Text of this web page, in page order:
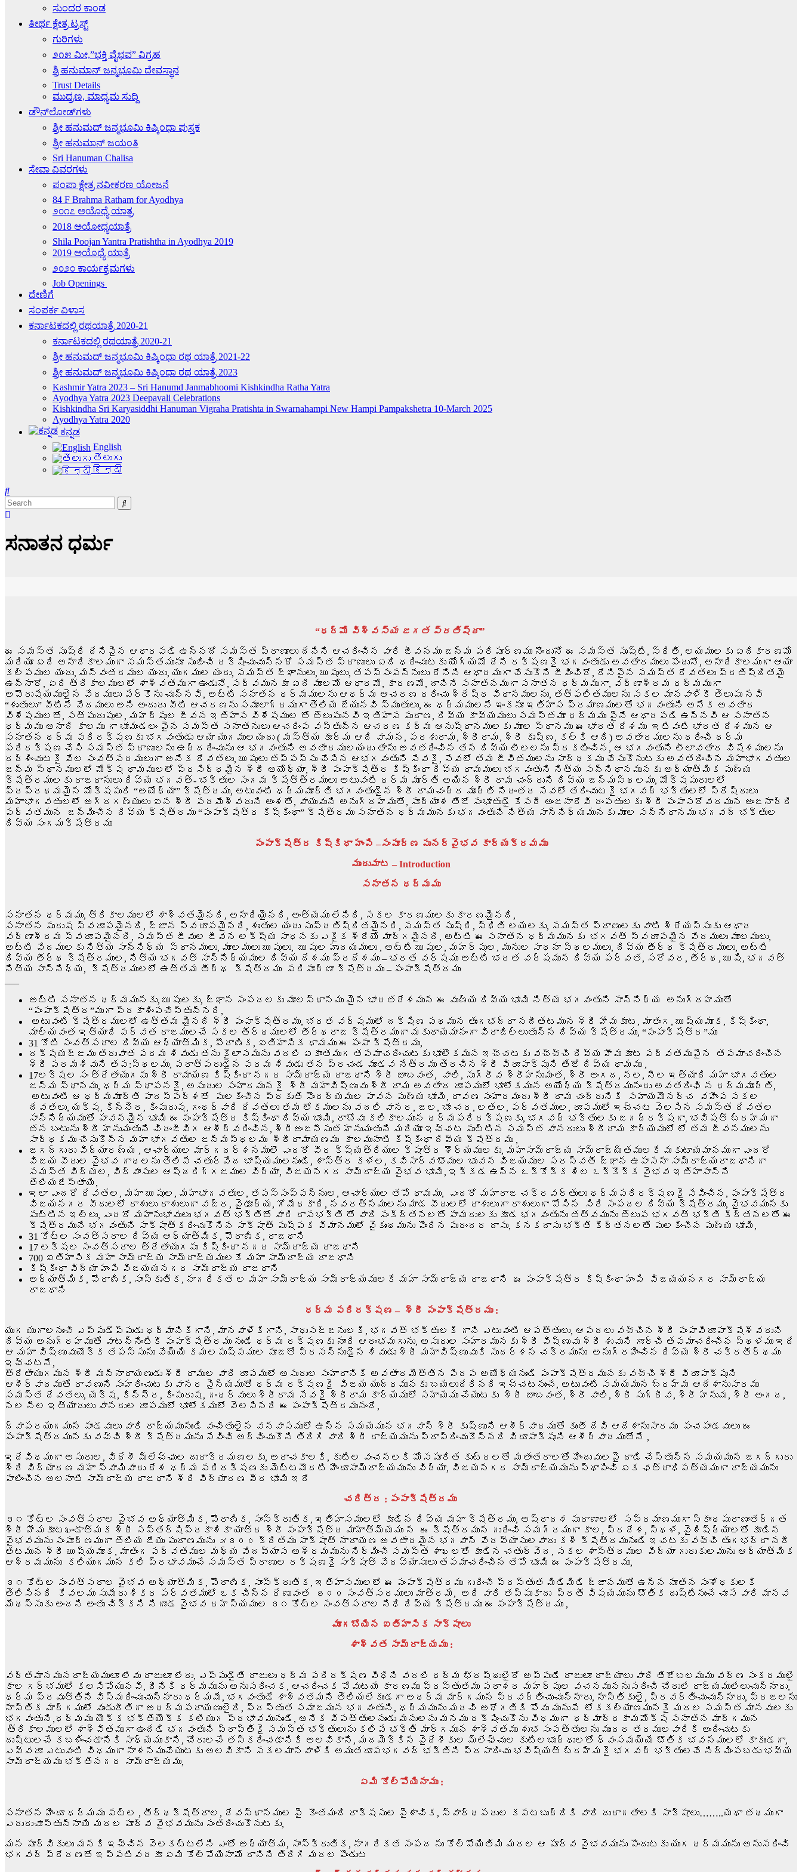
ಸುಂದರ ಕಾಂಡ
ತೀರ್ಥ ಕ್ಷೇತ್ರ ಟ್ರಸ್ಟ್
ಗುರಿಗಳು
೨೧೫ ಮೀ,”ಭಕ್ತಿ ವೈಭವ” ವಿಗ್ರಹ
ಶ್ರಿ ಹನುಮಾನ್ ಜನ್ಮಭೂಮಿ ದೇವಸ್ಥಾನ
Trust Details
ಮುದ್ರಣ, ಮಾಧ್ಯಮ ಸುದ್ದಿ
ಡೌನ್‌ಲೋಡ್‌ಗಳು
ಶ್ರೀ ಹನುಮದ್ ಜನ್ಮಭೂಮಿ ಕಿಷ್ಕಿಂಧಾ ಪುಸ್ತಕ
ಶ್ರೀ ಹನುಮಾನ್ ಜಯಂತಿ
Sri Hanuman Chalisa
ಸೇವಾ ವಿವರಗಳು
ಪಂಪಾ ಕ್ಷೇತ್ರ ನವೀಕರಣ ಯೋಜನೆ
84 F Brahma Ratham for Ayodhya
೨೦೧೭ ಅಯೊಧ್ಯೆ ಯಾತ್ರ
2018 ಅಯೋಧ್ಯಯಾತ್ರೆ
Shila Poojan Yantra Pratishtha in Ayodhya 2019
2019 ಅಯೊಧ್ಯೆ ಯಾತ್ರೆ
೨೦೨೦ ಕಾರ್ಯಕ್ರಮಗಳು
Job Openings
ದೇಣಿಗೆ
ಸಂಪರ್ಕ ವಿಳಾಸ
ಕರ್ನಾಟಕದಲ್ಲಿ ರಥಯಾತ್ರೆ 2020-21
ಕರ್ನಾಟಕದಲ್ಲಿ ರಥಯಾತ್ರೆ 2020-21
ಶ್ರೀ ಹನುಮದ್ ಜನ್ಮಭೂಮಿ ಕಿಷ್ಕಿಂಧಾ ರಥ ಯಾತ್ರೆ 2021-22
ಶ್ರೀ ಹನುಮದ್ ಜನ್ಮಭೂಮಿ ಕಿಷ್ಕಿಂಧಾ ರಥ ಯಾತ್ರೆ 2023
Kashmir Yatra 2023 – Sri Hanumd Janmabhoomi Kishkindha Ratha Yatra
Ayodhya Yatra 2023 Deepavali Celebrations
Kishkindha Sri Karyasiddhi Hanuman Vigraha Pratishta in Swarnahampi New Hampi Pampakshetra 10-March 2025
Ayodhya Yatra 2020
ಕನ್ನಡ
English
తెలుగు
हिन्दी
ಸನಾತನ ಧರ್ಮ
“ధర్మో విశ్వ స్య జగత ప్రతిష్ఠా”
ఈ సమస్త సృష్ఠి దేనిపైన ఆధారపడి ఉన్నదో సమస్త ప్రాణూలు దేనిని ఆచరించిన వారి జీవనము జన్మ పరిపూర్ణము నొందునో ఈ సమస్త సృష్టి, స్థితి, లయములకు ఏదికారణమో
మరియూ ఏది అనాదికాలముగా సమస్తమునూ సృజించి రక్షించుచున్నదో సమస్త ప్రాణులు ఏది ధరించుటకు యోగ్యమో దేని రక్షణకై భగవంతుడు అవతారములు పొందునో, అనాదికాలముగా ఆయా
కల్పముల యందు, మన్వంతరముల యందు, యుగముల యందు, సమస్త జ్ఞానులు, ఋషులు, తపస్సంపన్నులు దేనిని ఆధారముగా చేసుకొని జీవించిరో, దేనిపైన సమస్త దేవతలు ప్రతిష్ఠితమై
ఉన్నారో, ఏది త్రికాలములలో శాశ్వతముగా ఉండునో, సర్వమునకూ ఏది మూలమో ఆధారమో, కారణమో, దానినే సనాతనముగా సనాతన ధర్మముగా, వర్ణాశ్రమ ధర్మముగా
అపౌరుషేయములైన వేదములు పేర్కొను చున్నవి, అట్టి సనాతన ధర్మములను ఆధర్మ ఆచరణ ధరించు శ్రేష్ఠ విధానములను, తత్ఫలితములను సకల మానవాళికీ తెలుపు నవి
“శృతులు” వీటినే వేదములు అని అందురు వీటి ఆచరణను సమూలాగ్రముగా తెలియ జేయునవి స్మృతులు, ఈ ధర్మములనే ఇంకనూ ఇతిహాస ప్రమాణములతో భగవంతుని అనేక అవతార
విశేషములతో, సత్పురుషుల, మహర్షుల జీవన ఇతిహాస విశేషముల తో తెలుపునవి ఇతిహాస పురాణ, దివ్య కావ్యములు సమస్తమూ ధర్మము పైనే ఆధారపడి ఉన్నవి ఆ సనాతన
ధర్మము అనాది కాలము గా భూమండలం పైన సమస్త సనాతనులు ఆచరింప వస్తున్న ఆచరణ కర్మ ఆనుష్ఠానములకు మూల స్థానము ఈ భారత దేశము ఇటివంటి భారత దేశమున ఆ
సనాతన ధర్మ పరిరక్షణకు భగవంతుడు ఆయా యుగములయందు ( మస్త్య కూర్మ ఆది వామన, పరశురామ, శ్రీరామ, శ్రీ కృష్ణ, కల్కి ఆది) అవతారములను ధరించి ధర్మ
పరిరక్షణ చేసి సమస్త ప్రాణులను ఉద్దరించును ఆ భగవంతుని అవతారములయందు తాను అవతరించిన తన దివ్య లీలలను ప్రకటించిన, ఆ భగవంతుని లీలావతార విషేశములను
దర్శించుటకై వేల సంవత్సరములుగా అనేక దేవతలు, ఋషులు తప్పస్సు చేసిన ఆభగవంతుని సేవకై, సేవలో తమ జీవితములను సార్థకము చేసుకొనుటకు అవతరించిన మహాభాగవతుల
జన్మ స్థానములలో మోక్ష ధామములలో ప్రసిద్ధమైన శ్రీ అయోధ్యా, శ్రీ పంపాక్షేత్ర కిష్కింధా దివ్య ధామములు భగవంతుని నిత్య సన్నిధానమునకు అధ్యాత్మిక పుణ్య
క్షేత్రములకు రాజధానులు దివ్య భగవత్- భక్తుల సంగమ క్షేత్త్రములు అటువంటి ధర్మ మూర్తి అయిన శ్రీ రామ చంద్రుని దివ్య జన్మస్థలము, మోక్షపురులలో
ప్రప్రథమమైన మోక్షపురి “అయోధ్యా” క్షేత్రము, అటువంటి ధర్మమూర్తి భగవంతుడైన శ్రీ రామచంద్ర మూర్తి నిరంతర సేవలో తరించుటకై భగవద్ భక్తులలో స్రేష్ఠులు
మహాభాగవతులలో అగ్రగణ్యులు ఐన శ్రీ పరమేశ్వరుని అంశతో, వాయువుని అనుగ్రహముతో, సూర్యాంశ తేజో సంభూతుడై కేసరీ అంజనాదేవి దంపతులకు శ్రీ పంపాసరోవరమున అంజనాద్రి
పర్వతమున జన్మించిన దివ్య క్షేత్రము “పంపాక్షేత్ర కిష్కింధా” క్షేత్రము సనాతన ధర్మమునకు భగవంతుని నిత్య సాన్నిధ్యమునకు మూల సన్నిధానము భగవద్ భక్తుల
దివ్య సంగమక్షేత్రము
పంపాక్షేత్ర
కిష్కిధా హంపి –సంపూర్ణ పునర్వైభవ కార్యక్రమము
ముందుమాట – Introduction
సనాతన ధర్మము
సనాతన ధర్మము, త్రికాలములలో శాశ్వతమైనది, అనాదియైనది, అంత్యము లేనిది, సకల కారణములకు కారణమైనది,
సనాతన పురుష స్వరూపమైనది, జ్ఙాన స్వరూపమైనది, శృతుల యందు సుప్రతిష్ఠితమైనది, సమస్త సృష్ఠి, స్థితి లయలకు, సమస్త ప్రాణులకు వాటి శ్రేయస్సుకు ఆధార
వర్ణాశ్రమ స్వరూపమైనది, సమస్త జీవుల జీవన లక్ష్య సాధనకు ఎకైక శ్రేయో మార్గమైనది, అట్టి ఈ సనాతన ధర్మమునకు భగవత్ స్వరూపమైన వేదములు మూలములు,
అట్టి వేదములకు నిత్య సాన్నిధ్య స్థానములు, మూలములు ఋషులు, ఋషుల హృదయములు , అట్టి ఋషుల, మహర్షుల, మునుల సాధనా స్థలములు, దివ్య తీర్థ క్షేత్రములు, అట్టి
దివ్య తీర్థ క్షేత్రముల, నిత్య భగవత్ సాన్నిధ్యముల దివ్య దేశము ప్రదేశము – భరత వర్షము అట్టి భరత వర్షమున దివ్య పర్వత, సరోవర, తీర్థ, ఋషి, భగవత్
నిత్య సాన్నిధ్య, క్షేత్రములలో ఉత్తమ తీర్థ క్షేత్రము పరిపూర్ణా క్షేత్రము – పంపాక్షేత్రము
అట్టి సనాతన ధర్మమునకు, ఋషులకు, జ్ఞాన సంపదలకు మూలస్థానము మైన భారతదేశమున ఈ వుణ్య దివ్య భూమి నిత్య భగవంతుని సాన్నిధ్య అనుగ్రహముతో
“పంపాక్షేత్ర”ముగా ప్రకాశింపచేస్తున్నది,
అటువంటి క్షేత్రములలో ఉత్తమ మైనది శ్రీ పంపాక్షేత్రము, భరత వర్షములో దక్షిణ పథమున తుంగభద్రా నదీతటమున శ్రీ హేమకూట, మాతంగ, ఋష్యమూక, కిష్కింధా,
మాల్యవంత ఇత్యాది పర్వత రాజములచే సకల తీర్థములలో తీర్థరాజ క్షేత్రముగా మకుఠాయమానంగా విరాజిల్లుతున్న దివ్య క్షేత్రము, “పంపాక్షేత్ర”ము
31 కోటి సంవత్సరాల దివ్య ఆధ్యాత్మిక, పౌరాణిక, ఐతిహాసిక ధామము ఈ పంపా క్షేత్రము,
దక్షయజ్ఙము తరువాత పరమ శివుడు తను కైలాసమును వదలి ఏకాంతముగ తపమాచరించుటకు భూలొకమున ఇచ్చటకు వచ్చ్చి దివ్య హేమకూట పర్వతముపైన తపమాచరించిన
శ్రీ పరమశివుని తప:స్థలము, పరాత్పరుడైన పరమ శివుడు తన ప్రచండ మూడవ నేత్రము తెరచిన శ్రీ విరూపాక్షుని తేజో దివ్య ధామము ,
17లక్షల సం త్రేతాయుగపు శ్రీ రామాయణ కిష్కింధా నగర సామ్రాజ్య రాజధాని శ్రీ జాంబవంత, వాలి, సుగ్రీవ శ్రీహనుమంత, శ్రీ అంగద, నల, నీల ఇత్యాది మహా భాగవతుల
జన్మ స్థానము, ధర్మ స్థాపనకై, అసురుల సంహారమునకై శ్రీ మహావిష్ణువు శ్రీ రామ అవతార రూపములో భూలోకమున అయోధ్య క్షేత్రమునందు అవతరింఛి న ధర్మమూర్తి,
అటువంటి ఆ ధర్మమూర్తి పాదస్పర్శతో పులకించిన ప్రకృతి సౌందర్యముల పావన పుణ్య భూమి, రావణ సంహారమందు శ్రీ రామ చంద్రునికి సహాయమొనర్చ వహింప సకల
దేవతలు, యక్ష, కిన్నెర, కింపురుష, గంధర్వాది దేవతలు తమ లోకములను వదలి వానర, జల, భూ చర, లతల, పర్వతముల, రూపములో ఇచ్చట వెలసిన సమస్త దేవతల
సాన్నిద్యముతో పావనమైన భూమి ఈ పంపాక్షేత్ర కిష్కింధా దివ్య భూమి, రాబోవు కలికాలమున ధర్మపరిరక్షణకు, భగవద్ భక్తులకు జగద్రక్షగా, భవిషత్ బ్రహమగా
తన బంటును శ్రీ హనుమంతుని చిరంజీవిగ ఆశీర్వదించిన, శ్రీఅంజనీసుత హనుమంతుని మరియూ ఇచ్చట పుట్టిన సమస్త వానరులు శ్రీరామ కార్యములో లో తమ జీవనములను
సార్థకము చేసుకొన్న మహా భాగవతుల జన్మస్థలము శ్రీరామాయణము కాలమునాటి కిష్కింధా దివ్య క్షేత్రము ,
జగద్గురు విద్యారణ్య , ఆచార్యుల మార్గదర్శనములొ ఎందరో వీర క్ష్యత్రియుల క్షాత్ర శౌర్యములకు, మహాసామ్రాజ్య సామ్రాజ్య్తములకే మకుటాయమానముగా ఎందరో
విజయ వీరుల వైభవ గాధలను తెలిపే చతుర్వేద భాష్యములనుండి, శాస్త్ర కళల, కవిసార్వభౌముల భువన విజయముల సరస్వతీ జ్ఞాన ఉపాసనా సామ్రాజ్యరాజధానిగా
సమస్త విద్యల, విద్వాంసుల ఆష్ఠదిగ్గజముల విద్యా, విజయనగర సామ్రాజ్య వైభవ భూమి, ఇక్కడ ఉన్న ఒక్కోక్క శిల ఒక్కొక్క వైభవ ఇతిహాసాన్ని
తెలియజేస్తాయి,
ఇలా ఎందరో దేవతల, మహా ఋషుల, మహాభాగవతుల, తపస్సంప్పన్నుల, ఆచార్యుల తపో ధామము, ఎందరో మహారాజ చక్రవర్తులు ధర్మపరిరక్షణకై సేవించిన, పంపాక్షేత్ర
విజయనగర వీదులలో రాశులు రాశులుగా వజ్ర, వైఢూర్య, గోమేధకాది, నవరత్నములను మాడ వీదులలో రాశులుగా రాశులుగా పోసిన సిరి సంపదల దివ్య క్షేత్రము, వైభవమునకు
పుట్టిన ఇల్లు, ఎందరో మహానుభావులు భగవత్ భక్తితో వారి దాసభక్తి తో వారి సంకీర్తనలతో పామరులకు కూడ భగవంతును తత్వమును తెలుప భగవత్ భక్తి కీర్తనలతో ఈ
క్షేత్రమునే భగవంతుని సాక్షాత్కరించుకొనిన సాక్షాత్ పుష్పక విమానములో వైకుంఠమును పొందిన పురందర దాసు, కనకదాసు భక్తి కీర్తనలతో పులకించిన పుణ్య భూమి,
31 కోట్ల సంవత్సరాల దివ్య ఆధ్యాత్మిక, పౌరాణిక, రాజధాని
17 లక్షల సంవత్సరాల త్రేతాయుగపు కిష్కింధా నగర సామ్రాజ్య రాజధాని
700 ఐతిహాసిక మహా సామ్రాజ్య సామ్రాజ్యములకే మహా సామ్రాజ్య రాజధాని
కిష్కింధా విద్యా హంపి విజయయనగర సామ్రాజ్య రాజధాని
అధ్యాత్మిక, పౌరాణిక, సాంస్కృతిక, నాగరికత ల మహా సామ్రాజ్య సామ్రాజ్యములకే మహా సామ్రాజ్య రాజధాని ఈ పంపాక్షేత్ర కిష్కింధా హంపి విజయయనగర సామ్రాజ్య
రాజధాని
ధర్మ పరిరక్షణ – శ్రీ పంపాక్షేత్రము :
యుగ యుగాలనుంచి ఎప్పుడెప్పుడు ధర్మానికిగాని, మానవాళికిగాని, సాధుసజ్జనులకి, భగవత్ భక్తులకి గాని ఎటువంటి ఆపత్తులు, ఆపదలు వచ్చిన శ్రీ పంపావిరూపాక్షేశ్వరుని
దివ్య అనుగ్రహముతో వాటన్నింటికీ పంపాక్షేత్రము నుండే ధర్మ రక్షణకు నాంది ఆరంభమగును, అసురుల సంహారమునకు శ్రీ విష్ణువు శ్రీ శువుని గూర్చి తపమాచరించిన స్థళము ఇదే
ఆ మహా విష్ణువుయొక్క తపస్సును వేయ్యి కమలపుష్పముల పూజతో ప్రసన్నుడైన శివుడు శ్రీ మహావిష్ణువుకి సుదర్శన చక్రమును అనుగ్రహించిన దివ్య శ్రీ చక్రతీర్థము
ఇచ్చటనే,
త్రేతాయుగమున శ్రీ మన్నారాయణుడు శ్రీ రాముల వారి రూపములో అసురుల సంహారానికి అవతారమెత్తిన పిదప అయోధ్యనుండి పంపాక్షేత్రమునకు వచ్చి శ్రీ విరూపాక్షుని
ఆశీర్వాదముతో రావణుని సంహరించుటకు వానర సైన్యముతో ధర్మ రక్షణకై విజయ యుద్ధమునకు బయలుదేరినది ఇచ్చటనుంచే, అటువంటి సమయమున బ్రహ్మ ఆదేశానుసారము
సమస్త దేవతలు, యక్ష, కిన్నెర, కింపురుష, గంధర్వులు శ్రీరామ సేవకై శ్రీరామ కార్యములో సహాయము చేయుటకు శ్రీ జాంబవంత, శ్రీ వాలి, శ్రీ సుగ్రీవ, శ్రీ హనుమ, శ్రీ అంగద,
నల నీల ఇత్యాదులు వానరుల రూపములో భూలోకములో వెలసినది ఈ పంపాక్షేత్రమునందే,
ద్వాపరయుగమున పాండవులు వారి రాజ్యమునుండి వంచితులైన వనవాసములో ఉన్న సమయమున భగవాన్ శ్రీ కృష్ణుని ఆశీర్వాదముతో కుంతీ దేవి ఆదేశానుసారము పంచపాండవులు ఈ
పంపాక్షేత్రమునకు వచ్చి శ్రీ క్షేత్రమును సేవించి అర్చించుకొని తిరిగి వారి శ్రీ రాజ్యమును ప్రాప్రించుకొన్నది విరూపాక్షుని ఆశీర్వాదముతోనే ,
ఇదేవిధముగా అసురుల, విదేశీ మ్లేచ్ఛుల దురాక్రమణలకు, అరాచకాలకి, కుటిల వంచనలకి మోసపూరిత కుట్రలతో మతాంతరాలతో హిందువులపై దాడి చేస్తున్న సమయమున జగద్గురు
శ్రి విద్యారణ మహా స్వామివారు దేశ ధర్మ పరిరక్షణకు మెట్టమొదటి హిందూసామ్రాజ్యమును విద్యా, విజయనగర సామ్రాజ్యమును స్థాపించి ఏక ఛత్రాధిపత్యముగా రాజ్యమును
పాలించిన అలనాటి సామ్రాజ్య రాజధాని శ్రి విద్యారణ వీర భూమి ఇదే
చరిత్ర : పంపాక్షేత్రము
౩౧ కోట్ల సంవత్సరాల వైభవ అధ్యాత్మిక, పౌరాణిక, సాంస్క్రుతిక, ఇతిహాసములలో కూడిన దివ్య మహా క్షేత్రము, అష్ఠాదశ పురాణాలలో సప్రమాణముగా స్కాంధపురాణాంతర్గత
శ్రీ హేమకూటఖండాత్మక శ్రీ సప్తర్షిప్రకాశికా యాత్ర శ్రీ పంపాక్షేత్ర మాహాత్మ్యము న ఈ క్షేత్రమున గురించి సమగ్రముగా కాల, ప్రదేశ, స్థళ, వైశిష్ఠ్యాలతో కూడిన
వైభవమును సంపూర్ణముగా తెలియ జేయు పురాణమును ౫౩౦౦ క్రితము సాక్షాత్ నారాయణ అవతారమైన భగవాన్ వేదవ్యాసులవారు కశీ క్షేత్రమునుండి ఇచటకు వచ్చి తుంగభద్రా నదీ
తటమున శ్రీ ఋష్యమూక, మాతంగ పర్వతముల మధ్య వేదవ్యాస అశ్రమమును నిర్మించి సమస్త శాఖలతో కూడిన చతుర్వెద, సకల శాస్త్రముల విద్యా గురుకులమును ఆధ్యాత్మిక
ఆశ్రమమును కలియుగమున కలి ప్రభావముచే సమస్త ప్రాణుల రక్షణకై సాక్షాత్ వేదవ్యాసులు తపమాచరించిన తపో భూమి ఈ పంపాక్షేత్రము,
౩౧ కోట్ల సంవత్సరాల వైభవ అధ్యాత్మిక, పౌరాణిక, సాంస్క్రుతిక, ఇతిహాసములలో ఈ పంపాక్షేత్రము గురించి ప్రస్తుత మిడిమిడి జ్ఙానముతో ఉన్న నూతన సంశోధకులకి
తెలిసినది కేవలము సుమేరు శికర పర్వతములో ఒక చిన్న రేణువంత ౭౦౦ సంవత్సరములు మాత్రమే, అది వారి తప్పుకాదు ప్రతీ విషయమును భౌతిక దృష్టినుంచే చూసే వారి మానవ
మేథస్సుకు అందని అంతు చిక్కని నిగూఢ వైభవ రహస్యముల ౩౧ కోట్ల సంవత్సరాల నిధి దివ్య క్షేత్రము ఈ పంపాక్షేత్రము ,
మూగబోయిన ఐతిహాసిక సాక్షాలు
శాశ్వత సామ్రాజ్యము :
వర్తమానమునరాజ్యములూ లేవు రాజులూ లేరు, ఎప్పుడైతే రాజులు ధర్మ పరిరక్షణ విధిని వదలి ధర్మ భ్రష్ఠులైరో అప్పుడే రాజులూ రాజ్యాలు వారి తేజోబలముము వర్ణ సంకరములై
కాల గర్భములో కలసిపోయునవి, దీనికి ధర్మమును అనుసరించక, ఆచరించక పోవుటయే కారణము ప్రస్తుతము పరాశర మహర్షుల వచనముననుసరించి చోరులే రాజ్యములేలుచున్నారు,
ధర్మ ప్రవృత్తిని విస్మరించుచున్నారు ధర్మమే, భగవంతుడే శాశ్వతమని తెలియలేకుండగా అధర్మ మార్గమున ప్రవర్తించుచున్నారు, నాస్తికులై, ప్రవర్తించుచున్నారు, ప్రజలను
నాస్తిక మార్గములో వుండురీతిగా అధర్మపరాయణులైరి, ప్రస్తుత సమాజమున భగవంతుని, ధర్మమును మరచి అధోగతికి పోవు మునుపే లోకకల్యాణమునకై మరల సమస్త మానవులకు
భగవంతుని,ధర్మము యొక్క భక్తియొక్క కలియుగ ప్రభావమునుండి, అనేక విపత్తులనుండు మనులను మనము రక్షించుకొను విధముగా ధర్మార్థకామమోక్ష సనాతన మార్గమున
త్రికాలములలో శాశ్వితముగా ఉందేడి భగవంతుని ప్రాప్తికై సమస్త భక్తులును కలిపే భక్తి మార్గమున శాశ్వతము శుభ సంపత్తులను ముందర తరములవారికి అందించుటకు
దుష్టులచే కబళించడానికి సాధ్యముకాని, చోరులచే తస్కరించడానికి అలవికాని, మదమెక్కిన వైదేశీకుల మ్లేఛ్చుల కుటిలభుద్ధులతో ధ్వంసమయ్యే భౌతిక భవనములలో కాకుండగా,
ఎవ్వరూ ఎటువంటి విధముగా నాశనముచేయుటకు అలవికాని సకలమానవాళికి అమృతరూపభగవద్ భక్తిని ప్రసాదించు భవిష్యత్ బ్రహ్మకై భగవద్ భక్తులచే నిర్మింపబడు భవ్య
సామ్రాజ్యము భక్తినగర సామ్రాజ్యము,
ఏమి కోల్పోయినాము :
సనాతన హిందూ ధర్మము పట్ల , తీర్థక్షేత్రాల, దేవస్థానముల పై కొంతమంది రాక్షసుల పైశాచిక, స్వార్ధపరుల కపటబుద్దికి వారి దురాగతాలకి సాక్షాలు……..యథా తథముగా
ఎదురుచూస్తున్నాయి మరల పూర్వ వైభవమును సంతరించుకొనుటకు,
మన పూర్వికులు మనకి ఇచ్చిన వెలకట్టలేని ఎంతో అధ్యాత్మ, సాంస్క్రుతిక, నాగరికత సంపద ను కోల్పోయితిమి మరల ఆ పూర్వ వైభవమును పొందుటకు యుగ ధర్మమును అనుసరించి
భగవద్ ప్రేరణతో ఇప్పటివరకూ ఏమి కోల్పోయినామో దానిని తిరిగి మరల పొండుట